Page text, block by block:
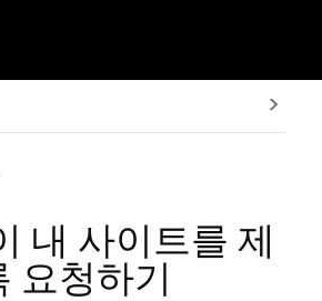
내 사이트를 제
요청하기